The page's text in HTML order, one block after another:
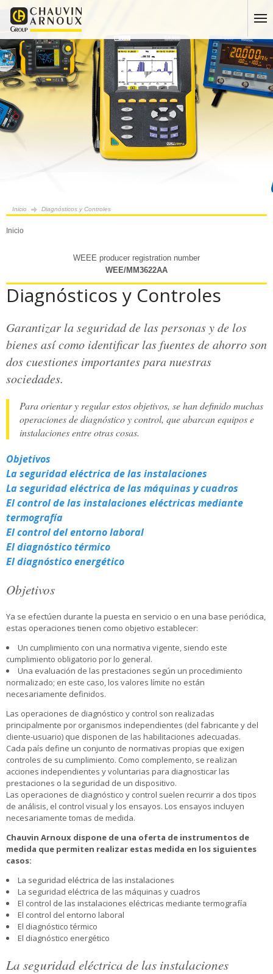
Inicio Diagnósticos y Controles
Inicio
WEEE producer registration number
WEE/MM3622AA
Diagnósticos y Controles
Garantizar la seguridad de las personas y de los
bienes así como identificar las fuentes de ahorro son
dos cuestiones importantes para nuestras
sociedades.
Para orientar y regular estos objetivos, se han definido muchas
operaciones de diagnóstico y control, que abarcan equipos e
instalaciones entre otras cosas.
Objetivos
La seguridad eléctrica de las instalaciones
La seguridad eléctrica de las máquinas y cuadros
El control de las instalaciones eléctricas mediante
termografía
El control del entorno laboral
El diagnóstico térmico
El diagnóstico energético
Objetivos
Ya se efectúen durante la puesta en servicio o en una base periódica,
estas operaciones tienen como objetivo establecer:
Un cumplimiento con una normativa vigente, siendo este
cumplimiento obligatorio por lo general.
Una evaluación de las prestaciones según un procedimiento
normalizado; en este caso, los valores límite no están
necesariamente definidos.
Las operaciones de diagnóstico y control son realizadas
principalmente por organismos independientes (del fabricante y del
cliente-usuario) que disponen de las habilitaciones adecuadas.
Cada país define un conjunto de normativas propias que exigen
controles de su cumplimiento. Como complemento, se realizan
acciones independientes y voluntarias para diagnosticar las
prestaciones o la seguridad de un dispositivo.
Las operaciones de diagnóstico y control suelen recurrir a dos tipos
de análisis, el control visual y los ensayos. Los ensayos incluyen
necesariamente tomas de medida.
Chauvin Arnoux dispone de una oferta de instrumentos de
medida que permiten realizar estas medida en los siguientes
casos:
La seguridad eléctrica de las instalaciones
La seguridad eléctrica de las máquinas y cuadros
El control de las instalaciones eléctricas mediante termografía
El control del entorno laboral
El diagnóstico térmico
El diagnóstico energético
La seguridad eléctrica de las instalaciones